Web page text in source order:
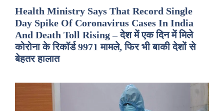
Health Ministry Says That Record Single
Day Spike Of Coronavirus Cases In India
And Death Toll Rising – देश में एक दिन में मिले
कोरोना के रिकॉर्ड 9971 मामले, फिर भी बाकी देशों से
बेहतर हालात